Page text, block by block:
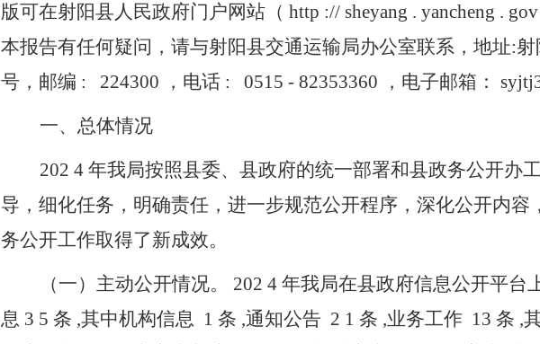
版可在射阳县人民政府门户网站（ http :// sheyang . yancheng . gov
本报告有任何疑问，请与射阳县交通运输局办公室联系，地址:
号，邮编 : 224300 ，电话 : 0515 - 82353360 ，电子邮箱：
一、总体情况
202 4 年我局按照县委、县政府的统一部署和县政务公开办
导，细化任务，明确责任，进一步规范公开程序，深化公开内容
务公开工作取得了新成效。
（一）主动公开情况。 202 4 年我局在县政府信息公开平台
息 3 5 条 ,其中机构信息 1 条 ,通知公告 2 1 条 ,业务工作 13 条 ,